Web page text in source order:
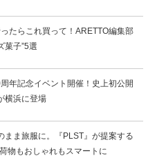
ったらこれ買って！ARETTO編集部
菓子”5選
年記念イベント開催！史上初公開
横浜に登場
まま旅服に。『PLST』が提案する
物もおしゃれもスマートに